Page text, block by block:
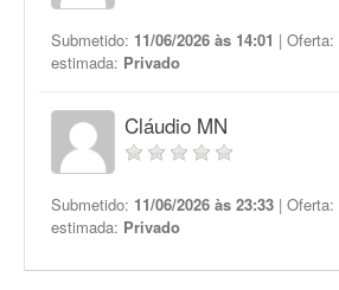
Submetido: 11/06/2026 às 14:01 | Oferta:
estimada: Privado
Cláudio MN
Submetido: 11/06/2026 às 23:33 | Oferta:
estimada: Privado